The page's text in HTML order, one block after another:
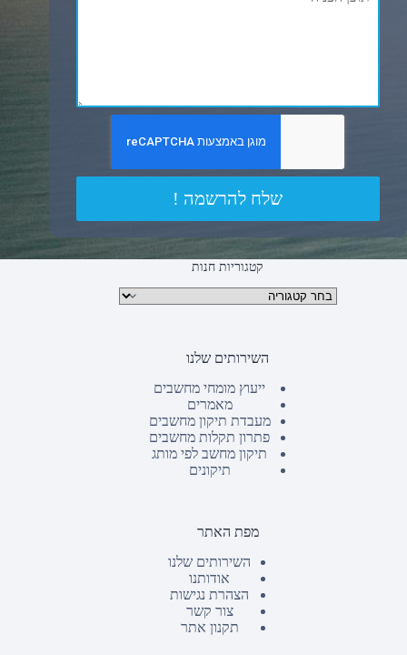
שלח להרשמה !
קטגוריות חנות
קטגוריות מוצרים
השירותים שלנו
ייעוץ מומחי מחשבים
מאמרים
מעבדת תיקון מחשבים
פתרון תקלות מחשבים
תיקון מחשב לפי מותג
תיקונים
מפת האתר
השירותים שלנו
אודותנו
הצהרת נגישות
צור קשר
תקנון אתר